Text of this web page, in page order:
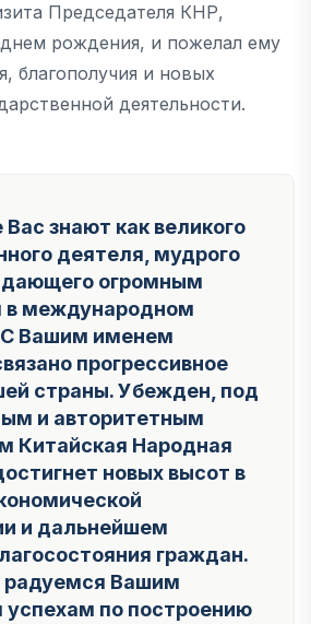
Председателя КНР,
рождения, и пожелал ему
благополучия и новых
деятельности.
Вас знают как великого
деятеля, мудрого
огромным
в международном
С Вашим именем
прогрессивное
страны. Убежден, под
и авторитетным
Китайская Народная
новых высот в
и дальнейшем
граждан.
радуемся Вашим
успехам по построению